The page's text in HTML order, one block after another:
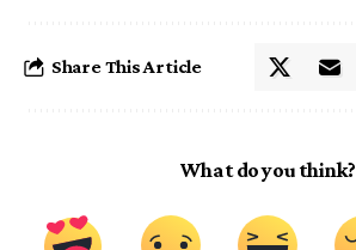
Share This Article
What do you think?